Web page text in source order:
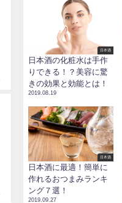
日本酒
日本酒の化粧水は手作
りできる！？美容に驚
きの効果と効能とは！
2019.08.19
日本酒
日本酒に最適！簡単に
作れるおつまみランキ
ング７選！
2019.09.27